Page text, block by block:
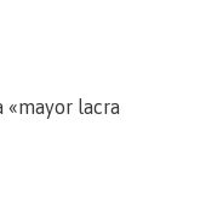
«mayor lacra